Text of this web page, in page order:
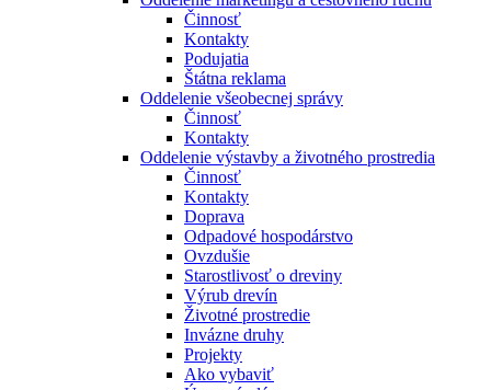
Činnosť
Kontakty
Podujatia
Štátna reklama
Oddelenie všeobecnej správy
Činnosť
Kontakty
Oddelenie výstavby a životného prostredia
Činnosť
Kontakty
Doprava
Odpadové hospodárstvo
Ovzdušie
Starostlivosť o dreviny
Výrub drevín
Životné prostredie
Invázne druhy
Projekty
Ako vybaviť